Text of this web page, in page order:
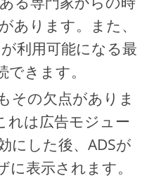
あります。また、
利用可能になる最
きます。
その欠点がありま
れは広告モジュー
にした後、ADSが
表示されます。